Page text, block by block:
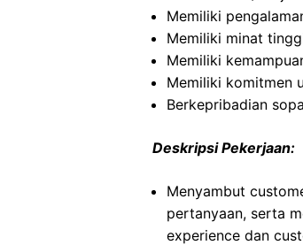
Memiliki
Memiliki minat
Memiliki
Memiliki komitmen
Berkepribadian
Deskripsi Pekerjaan:
Menyambut
pertanyaan, serta
experience dan